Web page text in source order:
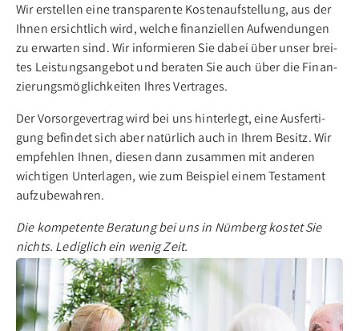
Wir er­stel­len ei­ne trans­pa­ren­te Kos­ten­­auf­stell­ung, aus der
Ih­nen er­sicht­lich wird, wel­che fi­nan­zi­el­len Auf­wen­dun­gen
zu er­war­ten sind. Wir in­for­mie­ren Sie da­bei über un­ser brei­
tes Leis­tungs­an­ge­bot und be­ra­ten Sie auch über die Fi­nan­
zie­rungs­mög­lich­kei­ten Ih­res Ver­tra­ges.
Der Vor­sor­ge­ver­trag wird bei uns hin­ter­legt, ei­ne Aus­fer­ti­
gung be­fin­det sich aber na­tür­lich auch in Ih­rem Be­sitz. Wir
emp­feh­len Ih­nen, die­sen dann zu­sam­men mit an­de­ren
wich­ti­gen Un­ter­la­gen, wie zum Bei­spiel einem Tes­ta­ment
auf­zu­be­wah­ren.
Die kom­pe­ten­te Be­ra­tung bei uns in Nürn­berg kos­tet Sie
nichts. Le­dig­lich ein we­nig Zeit.